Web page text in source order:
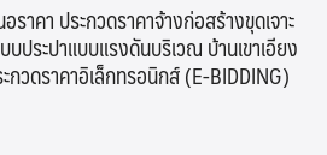
าคา ประกวดราคาจ้างก่อสร้างขุดเจาะ
ประปาแบบแรงดันบริเวณ บ้านเขาเอียง
วดราคาอิเล็กทรอนิกส์ (E-BIDDING)